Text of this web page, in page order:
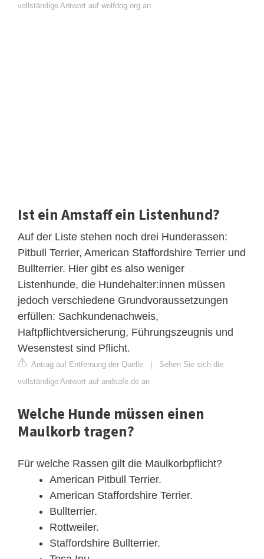
vollständige Antwort auf wolfdog.org an
Ist ein Amstaff ein Listenhund?
Auf der Liste stehen noch drei Hunderassen:
Pitbull Terrier, American Staffordshire Terrier und
Bullterrier. Hier gibt es also weniger
Listenhunde, die Hundehalter:innen müssen
jedoch verschiedene Grundvoraussetzungen
erfüllen: Sachkundenachweis,
Haftpflichtversicherung, Führungszeugnis und
Wesenstest sind Pflicht.
Antrag auf Entfernung der Quelle | Sehen Sie sich die
vollständige Antwort auf andsafe.de an
Welche Hunde müssen einen
Maulkorb tragen?
Für welche Rassen gilt die Maulkorbpflicht?
American Pitbull Terrier.
American Staffordshire Terrier.
Bullterrier.
Rottweiler.
Staffordshire Bullterrier.